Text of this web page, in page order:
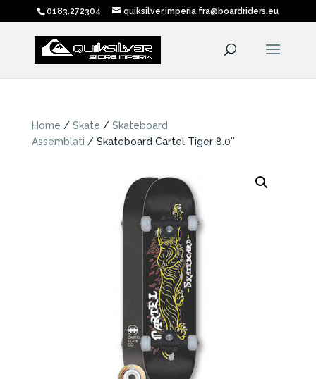
0183.272304 quiksilver.imperia.fra@boardriders.eu
Home / Skate / Skateboard
Assemblati / Skateboard Cartel Tiger 8.0″